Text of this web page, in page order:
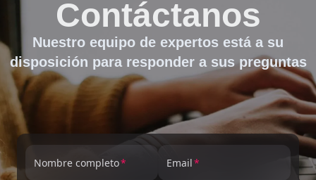
Contáctanos
Nuestro equipo de expertos está a su
disposición para responder a sus preguntas
Nombre completo Email